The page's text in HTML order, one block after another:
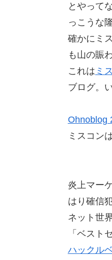
とやって
っこうな
確かにミ
も山の賑
これは ミ
ブログ。
Ohnoblog
ミスコン
炎上マー
はり確信
ネット世
「ベスト
ハックル